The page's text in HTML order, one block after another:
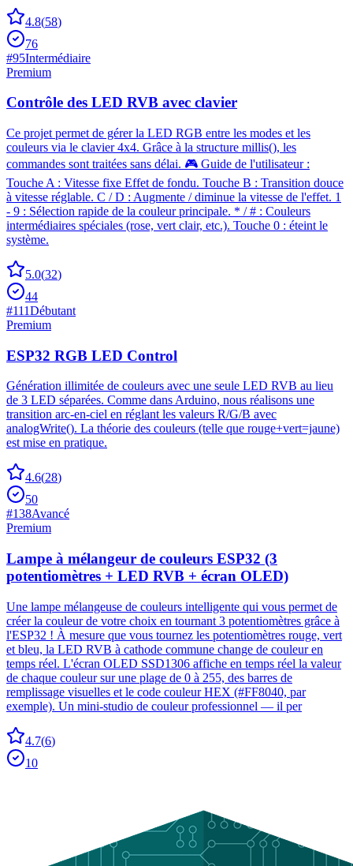
4.8(58)
76
#95Intermédiaire
Premium
Contrôle des LED RVB avec clavier
Ce projet permet de gérer la LED RGB entre les modes et les
couleurs via le clavier 4x4. Grâce à la structure millis(), les
commandes sont traitées sans délai. 🎮 Guide de l'utilisateur :
Touche A : Vitesse fixe Effet de fondu. Touche B : Transition douce
à vitesse réglable. C / D : Augmente / diminue la vitesse de l'effet. 1
- 9 : Sélection rapide de la couleur principale. * / # : Couleurs
intermédiaires spéciales (rose, vert clair, etc.). Touche 0 : éteint le
système.
5.0(32)
44
#111Débutant
Premium
ESP32 RGB LED Control
Génération illimitée de couleurs avec une seule LED RVB au lieu
de 3 LED séparées. Comme dans Arduino, nous réalisons une
transition arc-en-ciel en réglant les valeurs R/G/B avec
analogWrite(). La théorie des couleurs (telle que rouge+vert=jaune)
est mise en pratique.
4.6(28)
50
#138Avancé
Premium
Lampe à mélangeur de couleurs ESP32 (3
potentiomètres + LED RVB + écran OLED)
Une lampe mélangeuse de couleurs intelligente qui vous permet de
créer la couleur de votre choix en tournant 3 potentiomètres grâce à
l'ESP32 ! À mesure que vous tournez les potentiomètres rouge, vert
et bleu, la LED RVB à cathode commune change de couleur en
temps réel. L'écran OLED SSD1306 affiche en temps réel la valeur
de chaque couleur sur une plage de 0 à 255, des barres de
remplissage visuelles et le code couleur HEX (#FF8040, par
exemple). Un mini-studio de couleur professionnel — il per
4.7(6)
10